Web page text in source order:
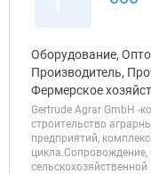
Оборудование,
Производитель,
Фермерское
Gertrude Agrar GmbH -
строительство
предприятий,
цикла.Сопровождение,